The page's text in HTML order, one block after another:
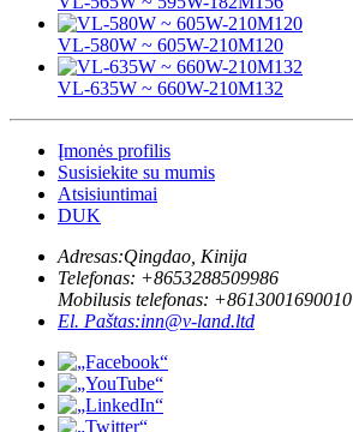
VL-580W ~ 605W-210M120
VL-635W ~ 660W-210M132
Įmonės profilis
Susisiekite su mumis
Atsisiuntimai
DUK
Adresas:Qingdao, Kinija
Telefonas: +8653288509986
Mobilusis telefonas: +8613001690010
El. Paštas:inn@v-land.ltd